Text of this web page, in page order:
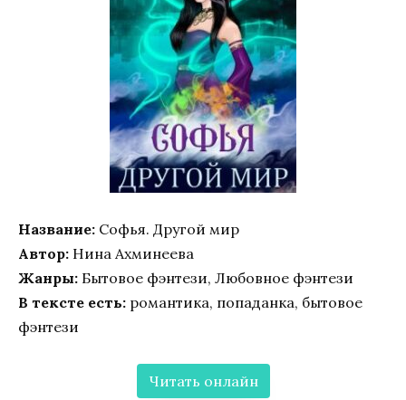
Название: Софья. Другой мир
Автор: Нина Ахминеева
Жанры: Бытовое фэнтези, Любовное фэнтези
В тексте есть: романтика, попаданка, бытовое
фэнтези
Читать онлайн